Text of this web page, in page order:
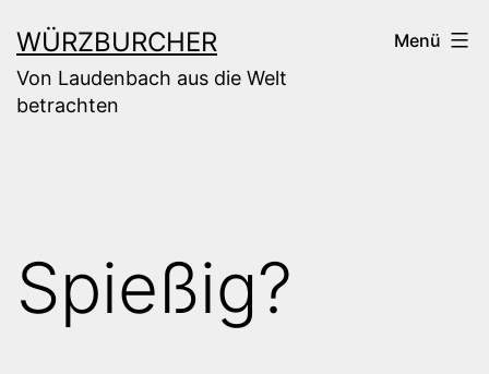
Inhalt
springen
WÜRZBURCHER
Von Laudenbach aus die Welt
betrachten
Menü
Spießig?